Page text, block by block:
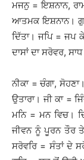
ਮਜਨੁ = ਇਸ਼ਨਾਨ,
ਆਤਮਕ ਇਸ਼ਨਾਨ।
ਦਿੱਤਾ। ਜਪਿ = ਜਪ
ਦਾਸਾਂ ਦਾ ਸਰੋਵਰ,
ਨੀਕਾ = ਚੰਗਾ,
ਉਤਾਰਾ। ਜੀ ਕਾ =
ਮਨਿ = ਮਨ ਵਿਚ।
ਜੀਵਨ ਨੂੰ ਪੂਰਨ ਤੌਰ
ਸਰੋਵਰਿ = ਸੰਤਾਂ ਦੇ